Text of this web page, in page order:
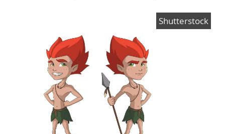
Shutterstock